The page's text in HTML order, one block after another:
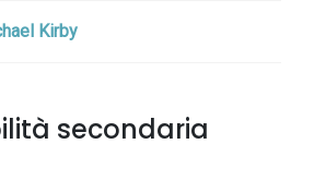
Kirby
secondaria